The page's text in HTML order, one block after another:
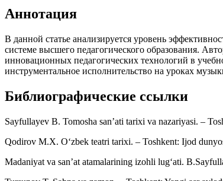
Аннотация
В данной статье анализируется уровень
системе высшего педагогического образования.
инновационных педагогических технологий в
инструментальное исполнительство на уроках
Библиографические ссылки
Sayfullayev B. Tomosha san’ati tarixi va nazariyasi. –
Qodirov M.X. O‘zbek teatri tarixi. – Toshkent: Ijod
Madaniyat va san’at atamalarining izohli lug‘ati.